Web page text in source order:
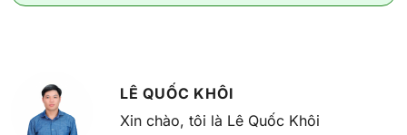
LÊ QUỐC KHÔI
Xin chào, tôi là Lê Quốc Khôi